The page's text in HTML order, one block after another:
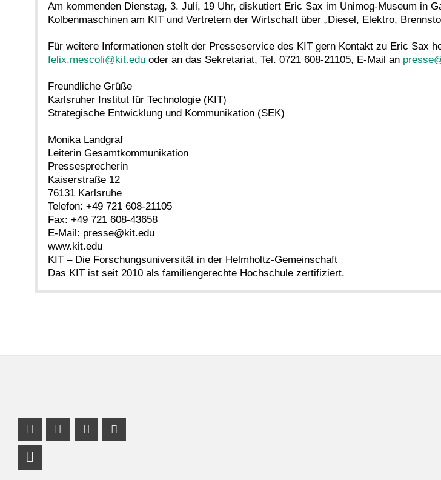
Am kommenden Dienstag, 3. Juli, 19 Uhr, diskutiert Eric Sax im Unimog-Museum in
Kolbenmaschinen am KIT und Vertretern der Wirtschaft über „Diesel, Elektro,
Für weitere Informationen stellt der Presseservice des KIT gern Kontakt zu Eric Sax
felix.mescoli@kit.edu oder an das Sekretariat, Tel. 0721 608-21105, E-Mail an
Freundliche Grüße
Karlsruher Institut für Technologie (KIT)
Strategische Entwicklung und Kommunikation (SEK)
Monika Landgraf
Leiterin Gesamtkommunikation
Pressesprecherin
Kaiserstraße 12
76131 Karlsruhe
Telefon: +49 721 608-21105
Fax: +49 721 608-43658
E-Mail: presse@kit.edu
www.kit.edu
KIT – Die Forschungsuniversität in der Helmholtz-Gemeinschaft
Das KIT ist seit 2010 als familiengerechte Hochschule zertifiziert.
Facebook Profil
Instagram Profil
Profil Mastodon
Youtube Profil
LinkedIn Profil